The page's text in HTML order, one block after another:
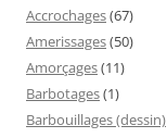
Accrochages(67)
Amerissages(50)
Amorçages(11)
Barbotages(1)
Barbouillages (dessin)